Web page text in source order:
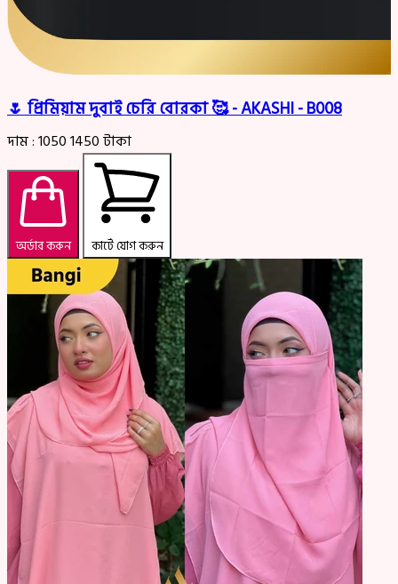
🌷 প্রিমিয়াম দুবাই চেরি বোরকা 🥰 - AKASHI - B008
দাম :10501450টাকা
অর্ডার করুন কার্টে যোগ করুন